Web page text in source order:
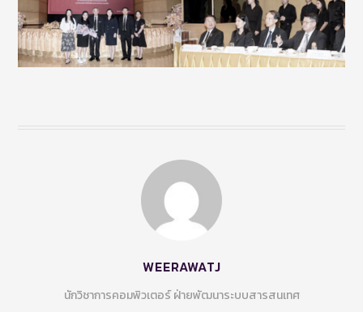
WEERAWATJ
นักวิชาการคอมพิวเตอร์ ฝ่ายพัฒนาระบบสารสนเทศ